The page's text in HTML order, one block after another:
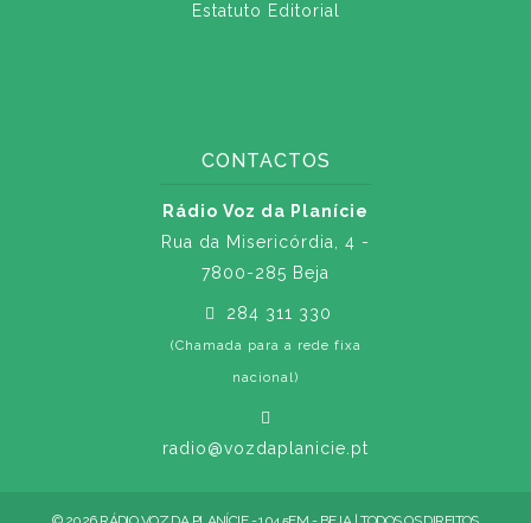
Estatuto Editorial
CONTACTOS
Rádio Voz da Planície
Rua da Misericórdia, 4 -
7800-285 Beja
284 311 330
(Chamada para a rede fixa
nacional)
radio@vozdaplanicie.pt